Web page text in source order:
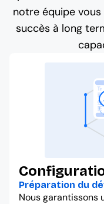
notre équipe
succès à long
Préparation du
Nous garantissons